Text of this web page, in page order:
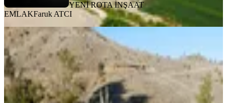
YENİ ROTA İNŞAAT
EMLAKFaruk ATCI
Yeni Rota'dan Beşbağlar 3500 M2
Satılık Arsa
Onikişubat, Beşbağlar Mahallesi
3500 m² ·400/m² ·31.07.2026